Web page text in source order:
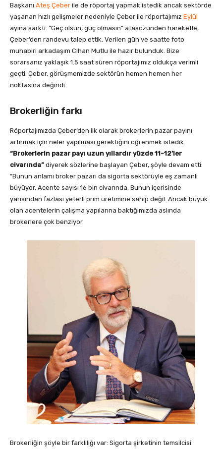
Başkanı Ateş Çeber ile de röportaj yapmak istedik ancak sektörde
yaşanan hızlı gelişmeler nedeniyle Çeber ile röportajımız Eylül
ayına sarktı. “Geç olsun, güç olmasın” atasözünden hareketle,
Çeber’den randevu talep ettik. Verilen gün ve saatte foto
muhabiri arkadaşım Cihan Mutlu ile hazır bulunduk. Bize
sorarsanız yaklaşık 1.5 saat süren röportajımız oldukça verimli
geçti. Çeber, görüşmemizde sektörün hemen hemen her
noktasına değindi.
Brokerliğin farkı
Röportajımızda Çeber’den ilk olarak brokerlerin pazar payını
artırmak için neler yapılması gerektiğini öğrenmek istedik.
“Brokerlerin pazar payı uzun yıllardır yüzde 11-12’ler
civarında” diyerek sözlerine başlayan Çeber, şöyle devam etti:
“Bunun anlamı broker pazarı da sigorta sektörüyle eş zamanlı
büyüyor. Acente sayısı 16 bin civarında. Bunun içerisinde
yarısından fazlası yeterli prim üretimine sahip değil. Ancak büyük
olan acentelerin çalışma yapılarına baktığımızda aslında
brokerlere çok benziyor.
Brokerliğin şöyle bir farklılığı var: Sigorta şirketinin temsilcisi